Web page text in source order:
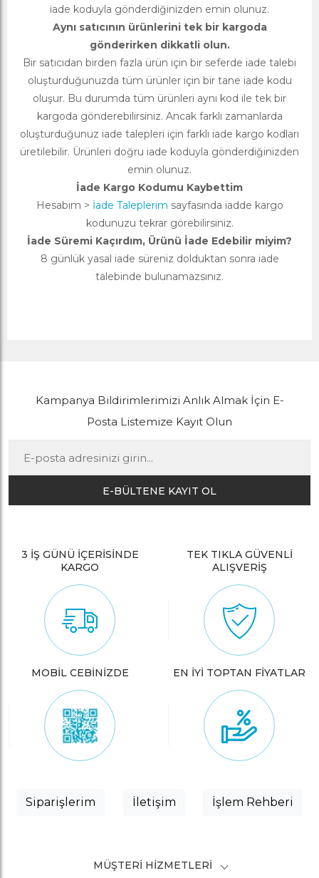
iade koduyla gönderdiğinizden emin olunuz.
Aynı satıcının ürünlerini tek bir kargoda
gönderirken dikkatli olun.
Bir satıcıdan birden fazla ürün için bir seferde iade talebi
oluşturduğunuzda tüm ürünler için bir tane iade kodu
oluşur. Bu durumda tüm ürünleri aynı kod ile tek bir
kargoda gönderebilirsiniz. Ancak farklı zamanlarda
oluşturduğunuz iade talepleri için farklı iade kargo kodları
üretilebilir. Ürünleri doğru iade koduyla gönderdiğinizden
emin olunuz.
İade Kargo Kodumu Kaybettim
Hesabım > İade Taleplerim sayfasında iadde kargo
kodunuzu tekrar görebilirsiniz.
İade Süremi Kaçırdım, Ürünü İade Edebilir miyim?
8 günlük yasal iade süreniz dolduktan sonra iade
talebinde bulunamazsınız.
Kampanya Bildirimlerimizi Anlık Almak İçin E-
Posta Listemize Kayıt Olun
E-BÜLTENE KAYIT OL
3 İŞ GÜNÜ İÇERİSİNDE
KARGO
TEK TIKLA GÜVENLİ
ALIŞVERİŞ
MOBİL CEBİNİZDE EN İYİ TOPTAN FİYATLAR
Siparişlerim İletişim İşlem Rehberi
MÜŞTERI HIZMETLERI